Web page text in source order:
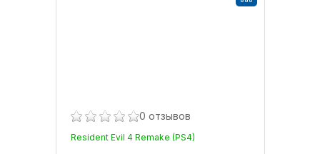
0 отзывов
Resident Evil 4 Remake (PS4)